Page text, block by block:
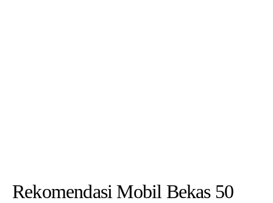
Rekomendasi Mobil Bekas 50